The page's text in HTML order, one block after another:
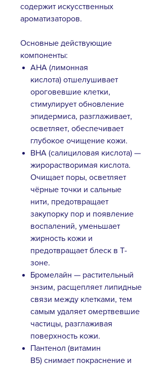
содержит искусственных
ароматизаторов.
Основные действующие
компоненты:
AHA (лимонная
кислота) отшелушивает
ороговевшие клетки,
стимулирует обновление
эпидермиса, разглаживает,
осветляет, обеспечивает
глубокое очищение кожи.
BHA (салициловая кислота) —
жирорастворимая кислота.
Очищает поры, осветляет
чёрные точки и сальные
нити, предотвращает
закупорку пор и появление
воспалений, уменьшает
жирность кожи и
предотвращает блеск в Т-
зоне.
Бромелайн — растительный
энзим, расщепляет липидные
связи между клетками, тем
самым удаляет омертвевшие
частицы, разглаживая
поверхность кожи.
Пантенол (витамин
B5) снимает покраснение и